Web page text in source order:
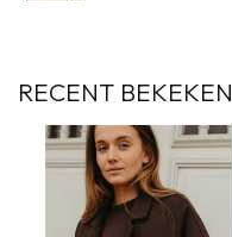
RECENT BEKEKEN